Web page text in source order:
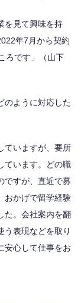
を見て興味を持
年7月から契約
ろです」（山下
のように対応した
ていますが、要所
ています。どの職
ですが、直近で募
おかげで留学経験
た。会社案内を翻
う表現などを取り
安心して仕事をお